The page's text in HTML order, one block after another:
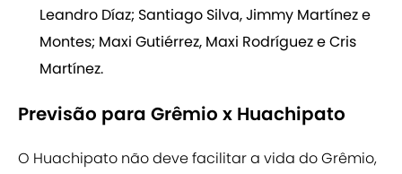
Leandro Díaz; Santiago Silva, Jimmy Martínez e
Montes; Maxi Gutiérrez, Maxi Rodríguez e Cris
Martínez.
Previsão para Grêmio x Huachipato
O Huachipato não deve facilitar a vida do Grêmio,